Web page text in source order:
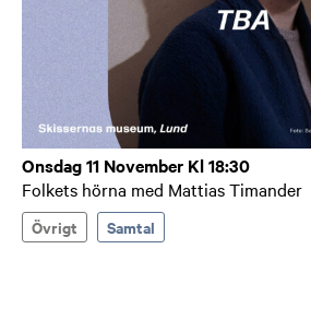
Onsdag 11 November Kl 18:30
Folkets hörna med Mattias Timander
Övrigt Samtal